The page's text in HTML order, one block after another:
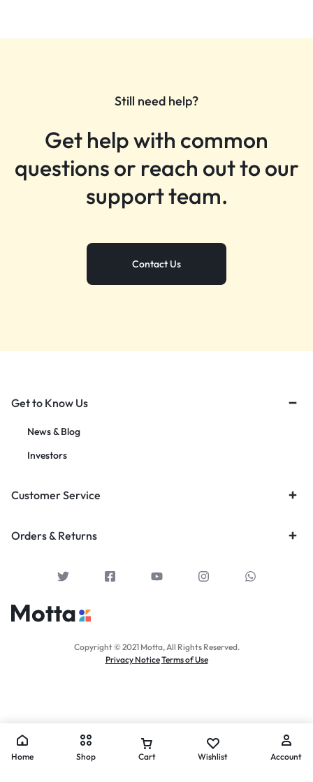
Still need help?
Get help with common
questions or reach out to our
support team.
Contact Us
Get to Know Us
News & Blog
Investors
Customer Service
Orders & Returns
Copyright © 2021 Motta, All Rights Reserved.
Privacy NoticeTerms of Use
Home Shop Cart Wishlist Account